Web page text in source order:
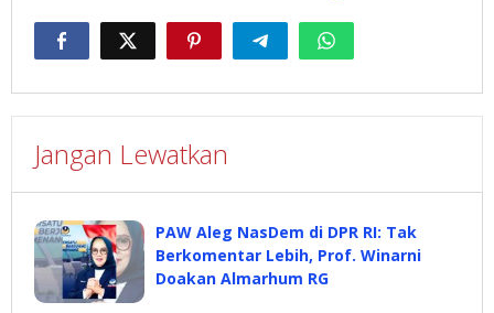
Jangan Lewatkan
PAW Aleg NasDem di DPR RI: Tak
Berkomentar Lebih, Prof. Winarni
Doakan Almarhum RG